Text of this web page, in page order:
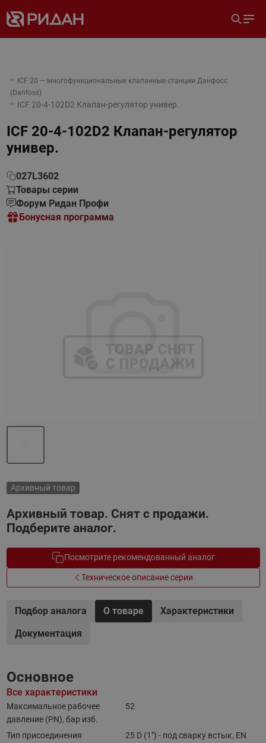
ICF 20 — многофункциональные клапанные станции Данфосс
(Danfoss)
ICF 20-4-102D2 Клапан-регулятор универ.
ICF 20-4-102D2 Клапан-регулятор
универ.
027L3602
Товары серии
Форум Ридан Профи
Бонусная программа
Архивный товар
Архивный товар. Снят с продажи.
Подберите аналог.
Посмотрите рекомендованный аналог
Техническое описание серии
Подбор аналога О товаре
Характеристики
Документация
Основное
Все характеристики
Максимальное рабочее
давление (PN), бар изб.
52
Тип присоединения
25 D (1") - под сварку встык, EN